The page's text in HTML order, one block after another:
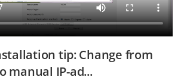
tip: Change from
manual IP-ad...